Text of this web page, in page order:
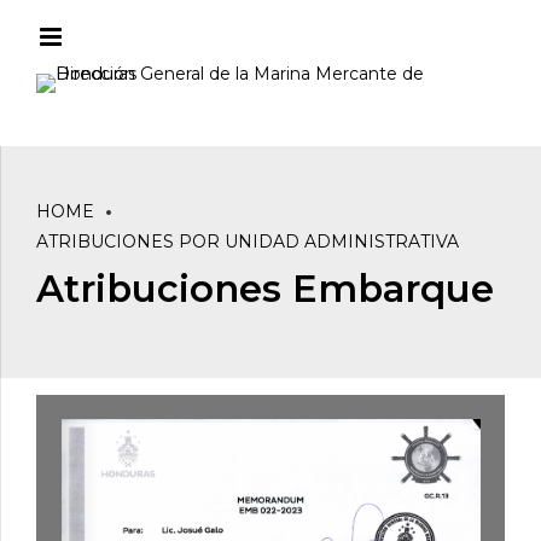
HOME
ATRIBUCIONES POR UNIDAD ADMINISTRATIVA
Atribuciones Embarque